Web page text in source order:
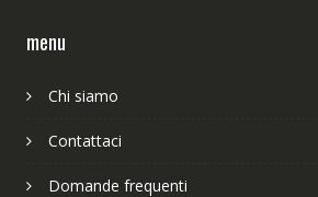
menu
Chi siamo
Contattaci
Domande frequenti